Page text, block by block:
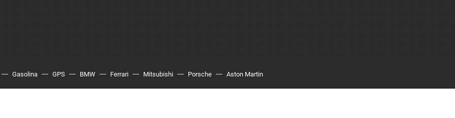
Gasolina GPS BMW Ferrari Mitsubishi Porsche Aston Martin